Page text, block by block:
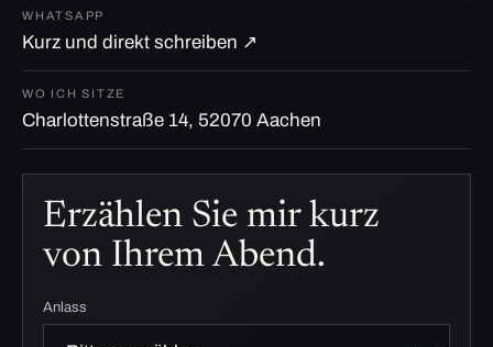
WHATSAPP
Kurz und direkt schreiben ↗
WO ICH SITZE
Charlottenstraße 14, 52070 Aachen
Erzählen Sie mir kurz
von Ihrem Abend.
Anlass